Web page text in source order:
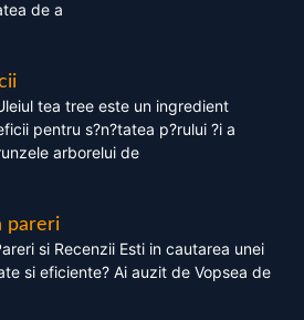
de a
tea tree este un ingredient
pentru s?n?tatea p?rului ?i a
arborelui de
pareri
si Recenzii Esti in cautarea unei
si eficiente? Ai auzit de Vopsea de